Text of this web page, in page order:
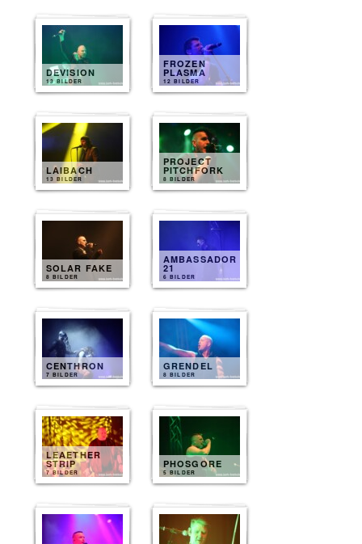
DEVISION
13 BILDER
FROZEN
PLASMA
12 BILDER
LAIBACH
13 BILDER
PROJECT
PITCHFORK
8 BILDER
SOLAR FAKE
8 BILDER
AMBASSADOR
21
6 BILDER
CENTHRON
7 BILDER
GRENDEL
8 BILDER
LEAETHER
STRIP
7 BILDER
PHOSGORE
5 BILDER